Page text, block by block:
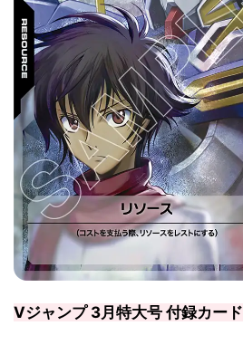
Vジャンプ 3月特大号 付録カード